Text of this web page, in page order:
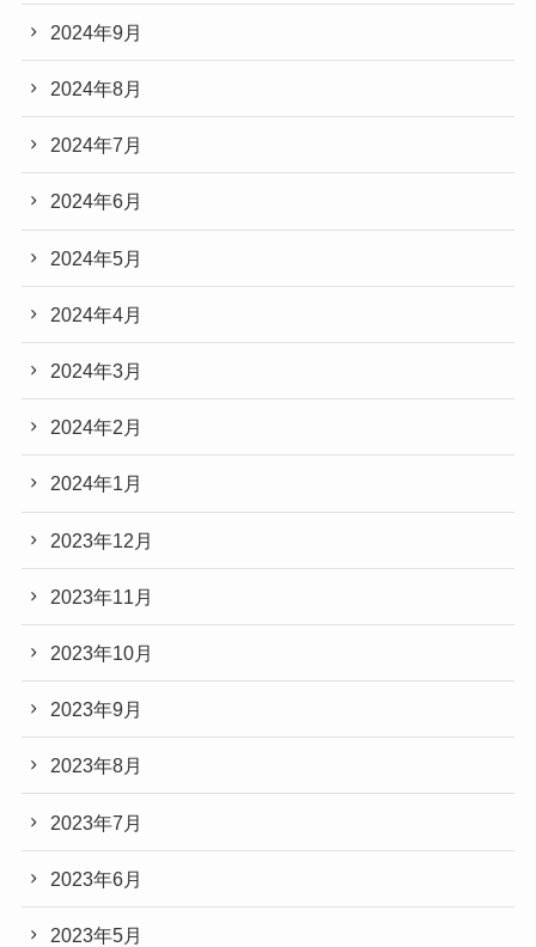
2024年9月
2024年8月
2024年7月
2024年6月
2024年5月
2024年4月
2024年3月
2024年2月
2024年1月
2023年12月
2023年11月
2023年10月
2023年9月
2023年8月
2023年7月
2023年6月
2023年5月